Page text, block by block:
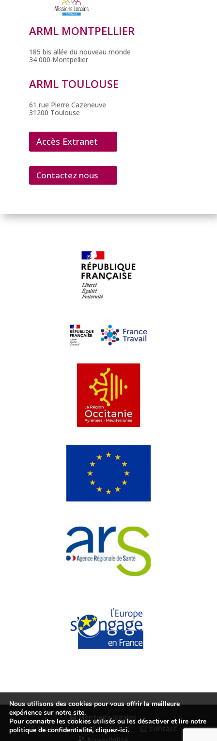
ARML MONTPELLIER
185 bis allée du nouveau monde
34 000 Montpellier
ARML TOULOUSE
61 rue Pierre Cazeneuve
31200 Toulouse
Accès Extranet
Contactez nous
Mentions légales
Politique de confidentialité
Contact
Nous utilisons des cookies pour vous offrir la meilleure
expérience sur notre site.
Pour connaitre les cookies utilisés ou les désactiver et lire notre
politique de confidentialité, cliquez-ici.